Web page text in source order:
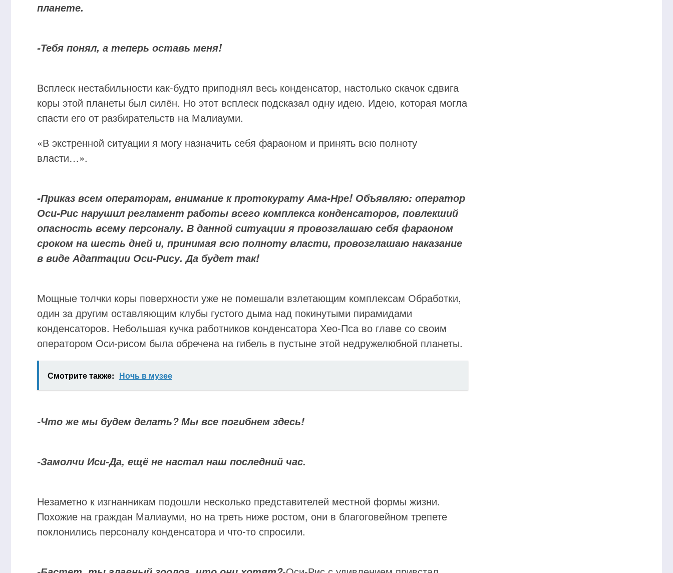
планете.
-Тебя понял, а теперь оставь меня!
Всплеск нестабильности как-будто приподнял весь конденсатор, настолько скачок сдвига
коры этой планеты был силён. Но этот всплеск подсказал одну идею. Идею, которая могла
спасти его от разбирательств на Малиауми.
«В экстренной ситуации я могу назначить себя фараоном и принять всю полноту
власти…».
-Приказ всем операторам, внимание к протокурату Ама-Нре! Объявляю: оператор
Оси-Рис нарушил регламент работы всего комплекса конденсаторов, повлекший
опасность всему персоналу. В данной ситуации я провозглашаю себя фараоном
сроком на шесть дней и, принимая всю полноту власти, провозглашаю наказание
в виде Адаптации Оси-Рису. Да будет так!
Мощные толчки коры поверхности уже не помешали взлетающим комплексам Обработки,
один за другим оставляющим клубы густого дыма над покинутыми пирамидами
конденсаторов. Небольшая кучка работников конденсатора Хео-Пса во главе со своим
оператором Оси-рисом была обречена на гибель в пустыне этой недружелюбной планеты.
Смотрите также: Ночь в музее
-Что же мы будем делать? Мы все погибнем здесь!
-Замолчи Иси-Да, ещё не настал наш последний час.
Незаметно к изгнанникам подошли несколько представителей местной формы жизни.
Похожие на граждан Малиауми, но на треть ниже ростом, они в благоговейном трепете
поклонились персоналу конденсатора и что-то спросили.